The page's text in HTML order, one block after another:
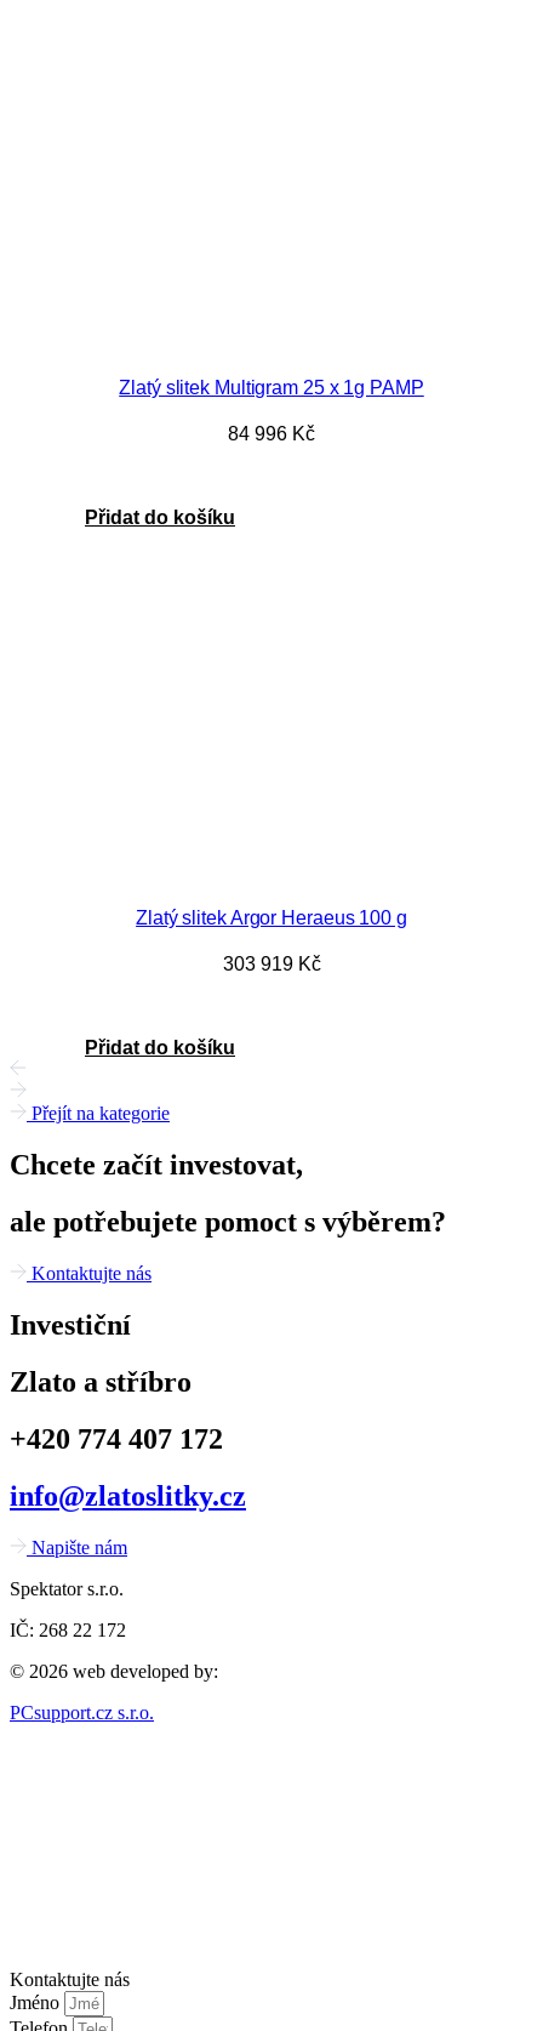
Zlatý slitek Multigram 25 x 1g PAMP
84 996 Kč
Přidat do košíku
Zlatý slitek Argor Heraeus 100 g
303 919 Kč
Přidat do košíku
Přejít na kategorie
Chcete začít investovat,
ale potřebujete pomoct s výběrem?
Kontaktujte nás
Investiční
Zlato a stříbro
+420 774 407 172
info@zlatoslitky.cz
Napište nám
Spektator s.r.o.
IČ: 268 22 172
© 2026 web developed by:
PCsupport.cz s.r.o.
Kontaktujte nás
Jméno